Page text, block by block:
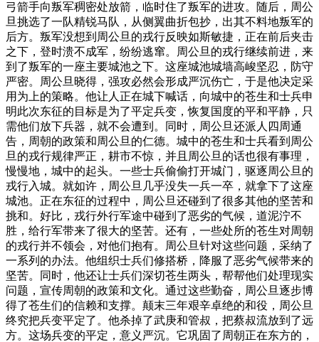
弓箭手向叛军稠密处放箭，临时住了叛军的进攻。随后，周公
旦挑选了一队精锐马队，从侧翼曲折包抄，出其不料地叛军的
后方。叛军没想到周公旦的戎行反映如斯敏捷，正在前后夹击
之下，登时溃不成军，纷纷逃窜。周公旦的戎行继续前进，来
到了叛军的一座主要城池之下。这座城池城墙高峻坚忍，防守
严密。周公旦晓得，强攻必然会形成严沉伤亡，于是他决定采
用为上的策略。他让人正在城下喊话，向城中的苍生和士兵申
明此次东征的目标是为了平定兵变，恢复国度的平和平静，只
需他们放下兵器，就不会遭到。同时，周公旦还派人四周通
告，周朝的政策和周公旦的仁德。城中的苍生和士兵看到周公
旦的戎行规律严正，耕市不惊，并且周公旦的话也很有事理，
慢慢地，城中的起头。一些士兵偷偷打开城门，驱逐周公旦的
戎行入城。就如许，周公旦几乎没失一兵一卒，就拿下了这座
城池。正在东征的过程中，周公旦还碰到了很多其他的坚苦和
挑和。好比，戎行外行军途中碰到了恶劣的气候，道泥泞不
胜，给行军带来了很大的坚苦。还有，一些处所的苍生对周朝
的戎行并不领会，对他们抱有。周公旦针对这些问题，采纳了
一系列的办法。他组织士兵们修搭桥，降服了恶劣气候带来的
坚苦。同时，他还让士兵们深切苍生两头，帮帮他们处理现实
问题，宣传周朝的政策和文化。通过这些勤奋，周公旦逐步博
得了苍生们的信赖和支撑。颠末三年艰辛卓绝的和役，周公旦
终究把兵变平定了。他杀掉了武庚和管叔，把蔡叔流放到了远
方。这场兵变的平定，意义严沉。它巩固了周朝正在东方的，